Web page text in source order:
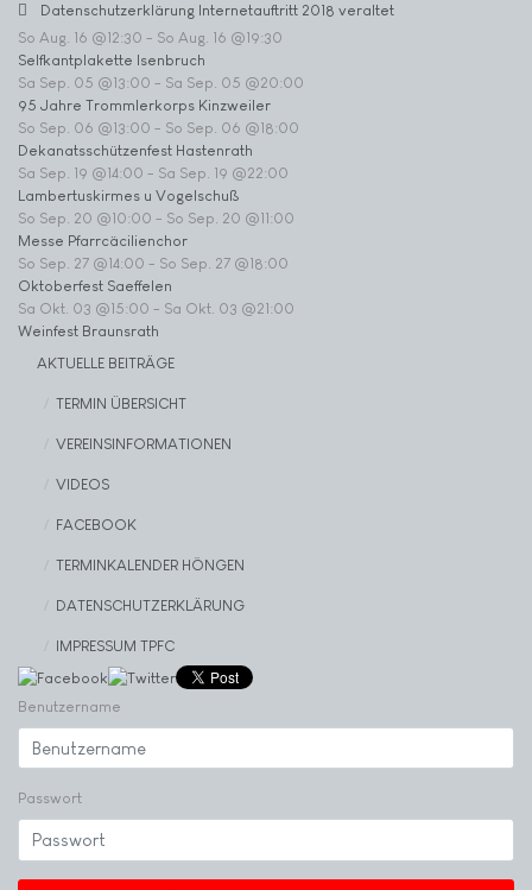
Datenschutzerklärung Internetauftritt 2018 veraltet
So Aug. 16 @12:30 - So Aug. 16 @19:30
Selfkantplakette Isenbruch
Sa Sep. 05 @13:00 - Sa Sep. 05 @20:00
95 Jahre Trommlerkorps Kinzweiler
So Sep. 06 @13:00 - So Sep. 06 @18:00
Dekanatsschützenfest Hastenrath
Sa Sep. 19 @14:00 - Sa Sep. 19 @22:00
Lambertuskirmes u Vogelschuß
So Sep. 20 @10:00 - So Sep. 20 @11:00
Messe Pfarrcäcilienchor
So Sep. 27 @14:00 - So Sep. 27 @18:00
Oktoberfest Saeffelen
Sa Okt. 03 @15:00 - Sa Okt. 03 @21:00
Weinfest Braunsrath
AKTUELLE BEITRÄGE
TERMIN ÜBERSICHT
VEREINSINFORMATIONEN
VIDEOS
FACEBOOK
TERMINKALENDER HÖNGEN
DATENSCHUTZERKLÄRUNG
IMPRESSUM TPFC
Benutzername
Passwort